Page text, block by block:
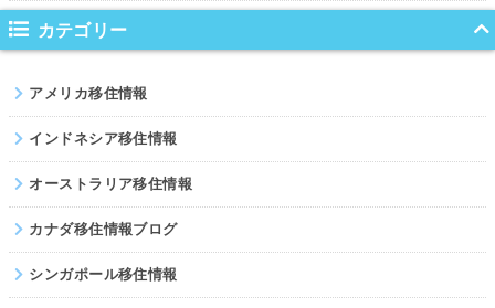
ノルウェー
ネパール
パキスタン
カテゴリー
アメリカ移住情報
インドネシア移住情報
オーストラリア移住情報
カナダ移住情報ブログ
シンガポール移住情報